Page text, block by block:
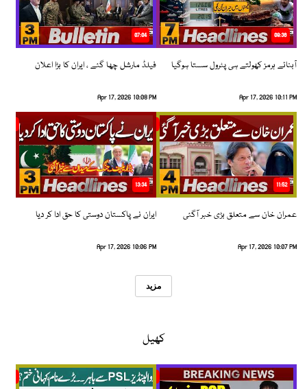
08:36
آبنائے ہرمز کھولتے ہی پٹرول سستا ہوگیا
Apr 17, 2026 10:11 PM
07:04
فیلڈ مارشل چھا گئے ، ایران کا بڑا اعلان
Apr 17, 2026 10:08 PM
11:52
عمران خان سے متعلق بڑی خبر آگئی
Apr 17, 2026 10:07 PM
13:34
ایران نے پاکستان دوستی کا حق ادا کر دیا
Apr 17, 2026 10:06 PM
مزید
کھیل